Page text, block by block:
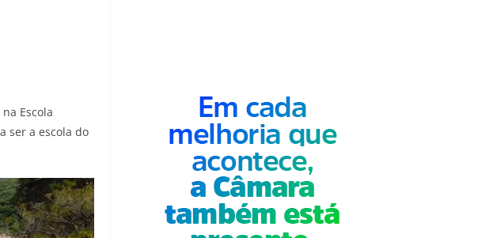
Escola
ser a escola do